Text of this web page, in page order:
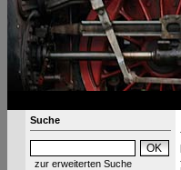
Suche
zur erweiterten Suche